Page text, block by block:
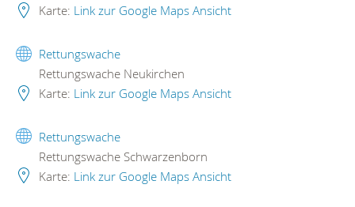
Karte: Link zur Google Maps Ansicht
Rettungswache
Rettungswache Neukirchen
Karte: Link zur Google Maps Ansicht
Rettungswache
Rettungswache Schwarzenborn
Karte: Link zur Google Maps Ansicht